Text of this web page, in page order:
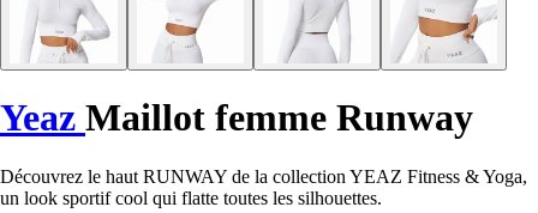
Yeaz Maillot femme Runway
Découvrez le haut RUNWAY de la collection YEAZ Fitness & Yoga,
un look sportif cool qui flatte toutes les silhouettes.